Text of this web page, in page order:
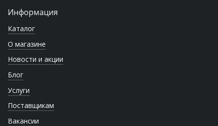
Информация
Каталог
О магазине
Новости и акции
Блог
Услуги
Поставщикам
Вакансии